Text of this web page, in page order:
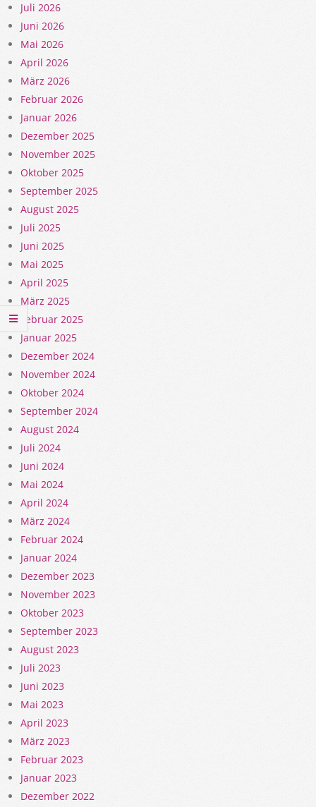
Juli 2026
Juni 2026
Mai 2026
April 2026
März 2026
Februar 2026
Januar 2026
Dezember 2025
November 2025
Oktober 2025
September 2025
August 2025
Juli 2025
Juni 2025
Mai 2025
April 2025
März 2025
Februar 2025
Januar 2025
Dezember 2024
November 2024
Oktober 2024
September 2024
August 2024
Juli 2024
Juni 2024
Mai 2024
April 2024
März 2024
Februar 2024
Januar 2024
Dezember 2023
November 2023
Oktober 2023
September 2023
August 2023
Juli 2023
Juni 2023
Mai 2023
April 2023
März 2023
Februar 2023
Januar 2023
Dezember 2022